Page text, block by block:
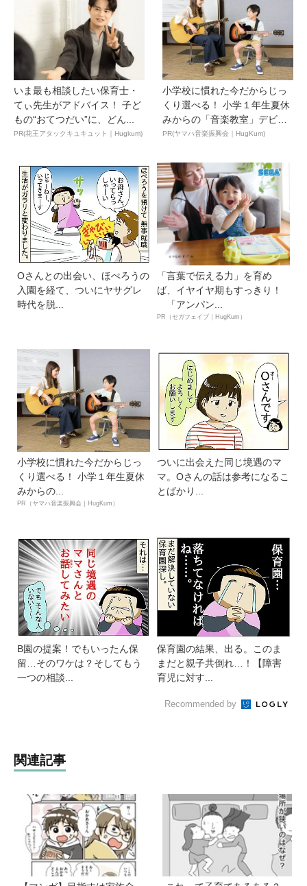
いま最も相談したい保育士・
てぃ先生がアドバイス！ 子ど
もの“おてつだい”に、どん...
PR(花王アタックキュキュット｜Hugkum)
小学校に慣れた今だからじっ
くり選べる！ 小学１年生夏休
みからの「音楽教室」デビ
ュ...
PR(ヤマハ音楽振興会｜HugKum)
Oさんとの出会い、ほぺろうの
入園を経て、ついにヤサグレ
時代を脱...
「言葉で伝える力」を育め
ば、イヤイヤ期もすっきり！
「アンパン...
PR（セガフェイブ｜HugKum）
小学校に慣れた今だからじっ
くり選べる！ 小学１年生夏休
みからの...
PR（ヤマハ音楽振興会｜HugKum）
ついに出会えた同じ境遇のマ
マ。Oさんの話は参考になるこ
とばかり...
B園の提案！でもいったん保
留…そのワケは？そしてもう
一つの相談...
保育園の結果、出る。このま
まだと親子共倒れ…！【障害
育児に対す...
Recommended by
関連記事